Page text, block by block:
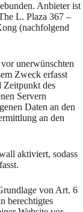
Anbieter ist
L. Plaza 367 –
(nachfolgend
unerwünschten
Zweck erfasst
Zeitpunkt des
Servern
Daten an den
an den
aktiviert, sodass
von Art. 6
berechtigtes